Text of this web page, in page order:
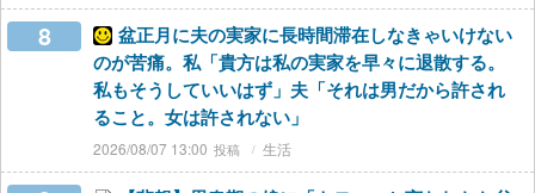
8
盆正月に夫の実家に長時間滞在しなきゃいけない
のが苦痛。私「貴方は私の実家を早々に退散する。
私もそうしていいはず」夫「それは男だから許され
ること。女は許されない」
2026/08/07 13:00 生活